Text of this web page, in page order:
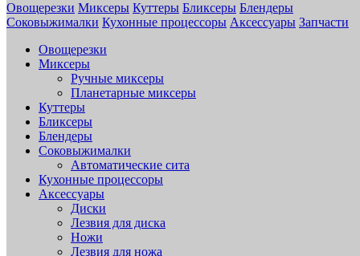
Овощерезки Миксеры Куттеры Бликсеры Блендеры
Соковыжималки Кухонные процессоры Аксессуары Запчасти
Овощерезки
Миксеры
Ручные миксеры
Планетарные миксеры
Куттеры
Бликсеры
Блендеры
Соковыжималки
Автоматические сита
Кухонные процессоры
Аксессуары
Диски
Лезвия для диска
Ножи
Лезвия для ножа